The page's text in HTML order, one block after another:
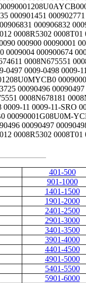
401-500
901-1000
1401-1500
1901-2000
2401-2500
2901-3000
3401-3500
3901-4000
4401-4500
4901-5000
5401-5500
5901-6000